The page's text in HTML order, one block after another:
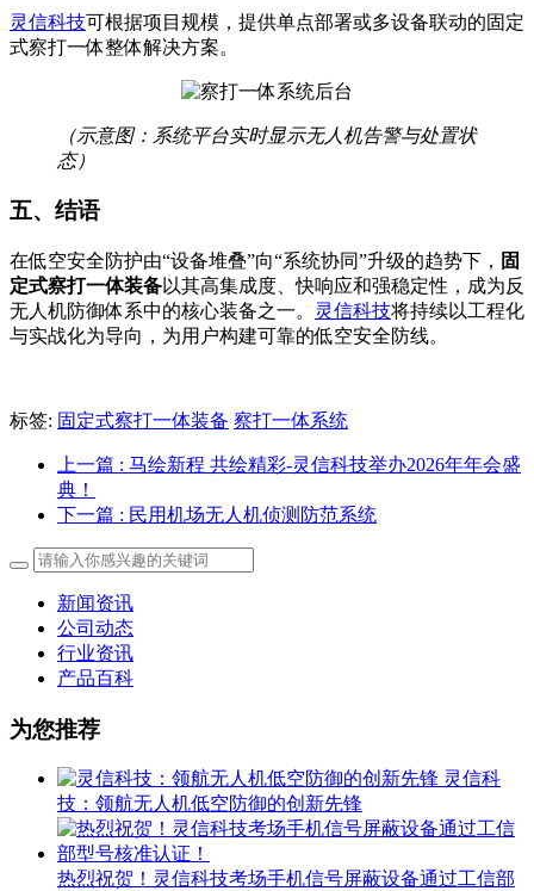
灵信科技可根据项目规模，提供单点部署或多设备联动的固定
式察打一体整体解决方案。
（示意图：系统平台实时显示无人机告警与处置状
态）
五、结语
在低空安全防护由“设备堆叠”向“系统协同”升级的趋势下， 固
定式察打一体装备以其高集成度、快响应和强稳定性，成为反
无人机防御体系中的核心装备之一。
灵信科技将持续以工程化
与实战化为导向，为用户构建可靠的低空安全防线。
标签: 固定式察打一体装备 察打一体系统
上一篇 : 马绘新程 共绘精彩-灵信科技举办2026年年会盛
典！
下一篇 : 民用机场无人机侦测防范系统
新闻资讯
公司动态
行业资讯
产品百科
为您推荐
灵信科
技：领航无人机低空防御的创新先锋
热烈祝贺！灵信科技考场手机信号屏蔽设备通过工信部